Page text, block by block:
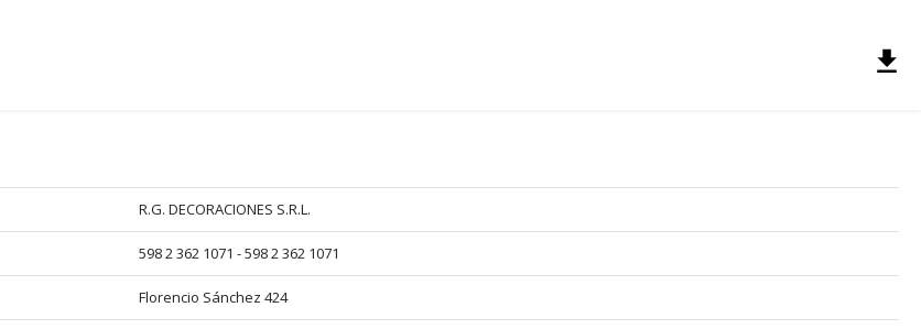
R.G. DECORACIONES S.R.L.
598 2 362 1071 - 598 2 362 1071
Florencio Sánchez 424